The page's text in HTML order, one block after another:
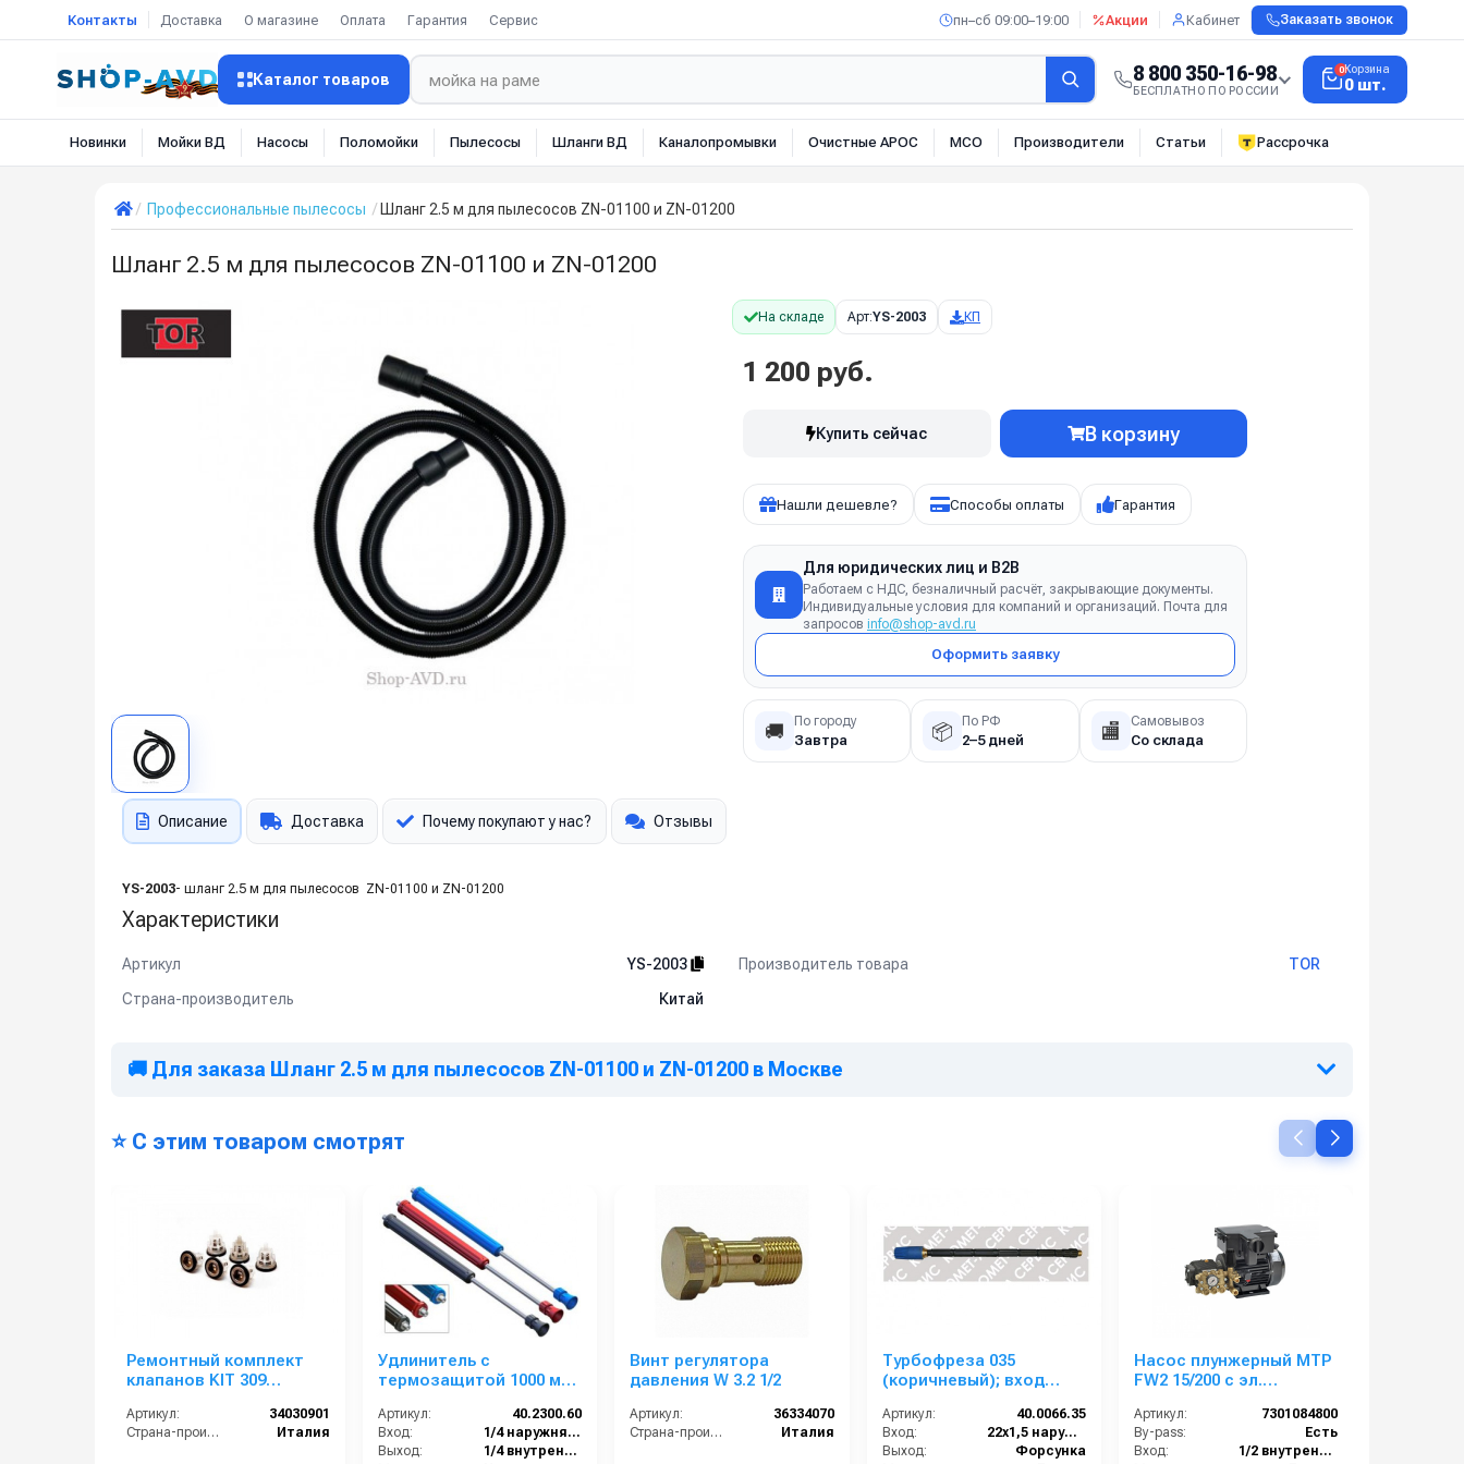
Контакты Доставка О магазине Оплата Гарантия Сервис пн–сб 09:00–19:00 Акции Кабинет Заказать звонок
Каталог товаров 8 800 350-16-98
БЕСПЛАТНО ПО РОССИИ
0Корзина
0 шт.
Новинки Мойки ВД Насосы Поломойки Пылесосы Шланги ВД Каналопромывки Очистные АРОС МСО Производители Статьи Рассрочка
Профессиональные пылесосы Шланг 2.5 м для пылесосов ZN-01100 и ZN-01200
Шланг 2.5 м для пылесосов ZN-01100 и ZN-01200
На складе Арт:YS-2003 КП
1 200 руб.
Купить сейчас В корзину
Нашли дешевле? Способы оплаты Гарантия
Для юридических лиц и B2B
Работаем с НДС, безналичный расчёт, закрывающие документы.
Индивидуальные условия для компаний и организаций. Почта для
запросов info@shop-avd.ru
Оформить заявку
🚚 По городу
Завтра 📦 По РФ
2–5 дней 🏬 Самовывоз
Со склада
Описание Доставка Почему покупают у нас? Отзывы
YS-2003- шланг 2.5 м для пылесосов ZN-01100 и ZN-01200
Характеристики
Артикул YS-2003 Производитель товара
TOR
Страна-производитель
Китай
🚚 Для заказа Шланг 2.5 м для пылесосов ZN-01100 и ZN-01200 в Москве
⭐ С этим товаром смотрят
Ремонтный комплект
клапанов KIT 309
Артикул:
34030901
Страна-производитель:
Италия
Удлинитель с
термозащитой 1000 мм;
1/4ш; выход 1/4г. (нерж).
Артикул:
40.2300.60
Вход:
1/4 наружняя резьба
Выход:
1/4 внутренняя резьба
Винт регулятора
давления W 3.2 1/2
Артикул:
36334070
Страна-производитель:
Италия
Турбофреза 035
(коричневый); вход
Артикул:
40.0066.35
Вход:
22х1,5 наружняя резьба
Выход:
Форсунка
Насос плунжерный MTP
FW2 15/200 с эл.
220/380 В
Артикул:
7301084800
By-pass:
Есть
Вход:
1/2 внутренняя резьба